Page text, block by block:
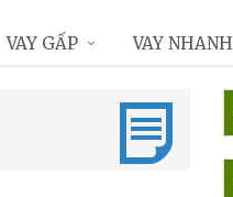
VAY GẤP VAY NHANH